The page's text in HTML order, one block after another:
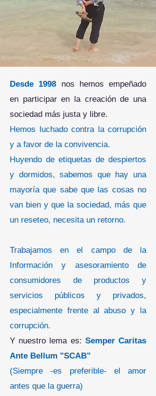
Desde 1998 nos hemos empeñado
en participar en la creación de una
sociedad más justa y libre.
Hemos luchado contra la corrupción
y a favor de la convivencia.
Huyendo de etiquetas de despiertos
y dormidos, sabemos que hay una
mayoría que sabe que las cosas no
van bien y que la sociedad, más que
un reseteo, necesita un retorno.
Trabajamos en el campo de la
Información y asesoramiento de
consumidores de productos y
servicios públicos y privados,
especialmente frente al abuso y la
corrupción.
Y nuestro lema es: Semper Caritas
Ante Bellum "SCAB"
(Siempre -es preferible- el amor
antes que la guerra)